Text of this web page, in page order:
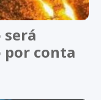
será
por conta